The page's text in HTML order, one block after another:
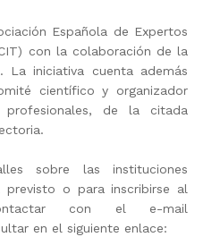
Española de Expertos
con la colaboración de la
La iniciativa cuenta además
científico y organizador
de la citada
sobre las instituciones
previsto o para inscribirse al
con el e-mail
en el siguiente enlace: